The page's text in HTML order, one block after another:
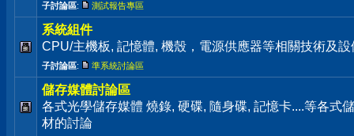
子討論區: 測試報告專區
系統組件
CPU/主機板, 記憶體, 機殼，電源供應器等相關技術及
子討論區: 準系統討論區
儲存媒體討論區
各式光學儲存媒體 燒錄, 硬碟, 隨身碟, 記憶卡....等各式
材的討論